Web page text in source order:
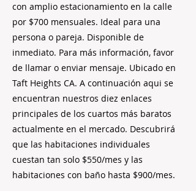
con amplio estacionamiento en la calle
por $700 mensuales. Ideal para una
persona o pareja. Disponible de
inmediato. Para más información, favor
de llamar o enviar mensaje. Ubicado en
Taft Heights CA. A continuación aqui se
encuentran nuestros diez enlaces
principales de los cuartos más baratos
actualmente en el mercado. Descubrirá
que las habitaciones individuales
cuestan tan solo $550/mes y las
habitaciones con baño hasta $900/mes.